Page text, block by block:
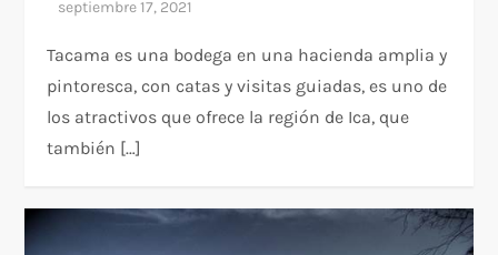
Tacama es una bodega en una hacienda amplia y
pintoresca, con catas y visitas guiadas, es uno de
los atractivos que ofrece la región de Ica, que
también […]